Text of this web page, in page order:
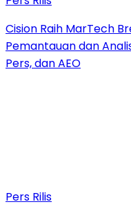
Cision Raih MarTech
Pemantauan dan
Pers, dan AEO
Pers Rilis